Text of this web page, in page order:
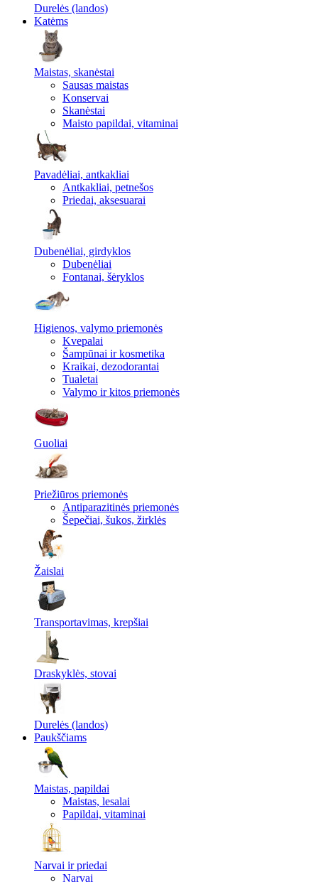
Durelės (landos)
Katėms
Maistas, skanėstai
Sausas maistas
Konservai
Skanėstai
Maisto papildai, vitaminai
Pavadėliai, antkakliai
Antkakliai, petnešos
Priedai, aksesuarai
Dubenėliai, girdyklos
Dubenėliai
Fontanai, šėryklos
Higienos, valymo priemonės
Kvepalai
Šampūnai ir kosmetika
Kraikai, dezodorantai
Tualetai
Valymo ir kitos priemonės
Guoliai
Priežiūros priemonės
Antiparazitinės priemonės
Šepečiai, šukos, žirklės
Žaislai
Transportavimas, krepšiai
Draskyklės, stovai
Durelės (landos)
Paukščiams
Maistas, papildai
Maistas, lesalai
Papildai, vitaminai
Narvai ir priedai
Narvai